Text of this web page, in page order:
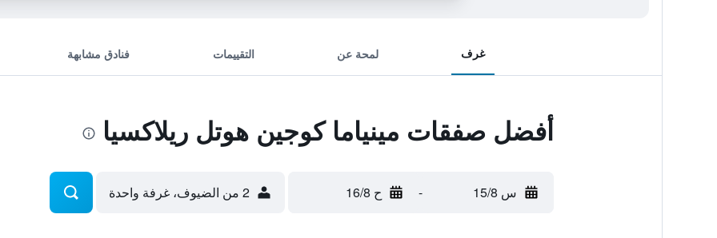
غرف لمحة عن التقييمات فنادق مشابهة
أفضل صفقات مينياما كوجين هوتل ريلاكسيا
س 15/8 - ح 16/8 2 من الضيوف، غرفة واحدة